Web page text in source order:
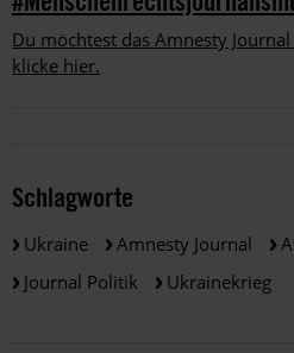
Du möchtest das Amnesty
klicke hier.
Schlagworte
Ukraine Amnesty Journal
Journal Politik
Ukrainekrieg